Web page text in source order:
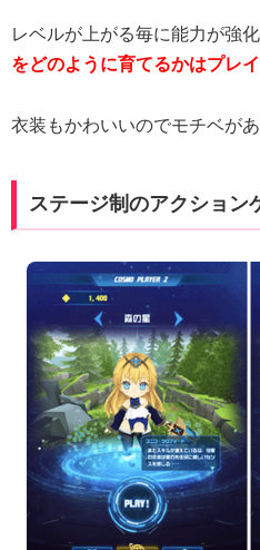
レベルが上がる毎に能力が強化
をどのように育てるかはプレ
衣装もかわいいのでモチベが
ステージ制のアクション